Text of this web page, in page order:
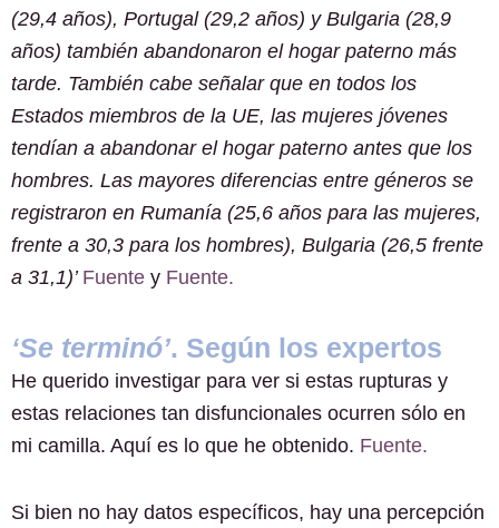
(29,4 años), Portugal (29,2 años) y Bulgaria (28,9
años) también abandonaron el hogar paterno más
tarde. También cabe señalar que en todos los
Estados miembros de la UE, las mujeres jóvenes
tendían a abandonar el hogar paterno antes que los
hombres. Las mayores diferencias entre géneros se
registraron en Rumanía (25,6 años para las mujeres,
frente a 30,3 para los hombres), Bulgaria (26,5 frente
a 31,1)’ Fuente y Fuente.
‘Se terminó’. Según los expertos
He querido investigar para ver si estas rupturas y
estas relaciones tan disfuncionales ocurren sólo en
mi camilla. Aquí es lo que he obtenido. Fuente.
Si bien no hay datos específicos, hay una percepción